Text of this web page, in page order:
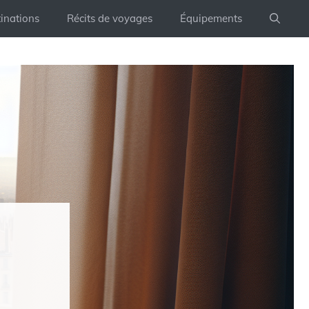
Récits de voyages Équipements